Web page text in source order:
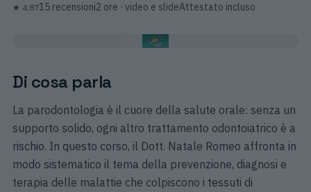
★ 4.8715 recensioni2 ore · video e slideAttestato incluso
Di cosa parla
La parodontologia è il cuore della salute orale: senza un
supporto solido, ogni altro trattamento odontoiatrico è a
rischio. In questo corso, il Dott. Natale Romeo affronta in
modo sistematico il tema della prevenzione, diagnosi e
terapia delle malattie che colpiscono i tessuti di